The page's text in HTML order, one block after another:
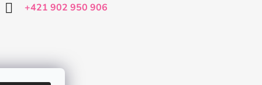
+421 902 950 906